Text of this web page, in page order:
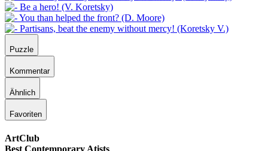
Puzzle
Kommentar
Ähnlich
Favoriten
ArtClub